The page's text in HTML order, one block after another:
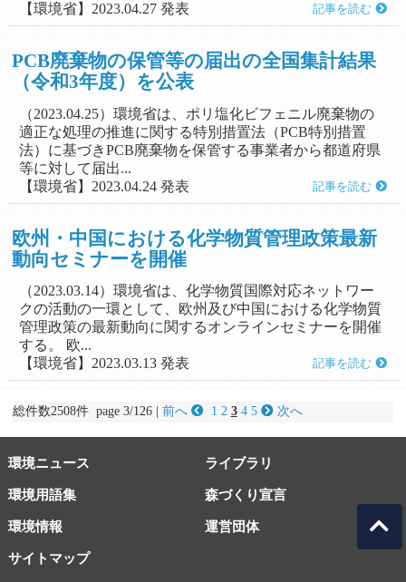
【環境省】2023.04.27 発表
記事を読む
PCB廃棄物の保管等の届出の全国集計結果
（令和3年度）を公表
（2023.04.25）環境省は、ポリ塩化ビフェニル廃棄物の
適正な処理の推進に関する特別措置法（PCB特別措置
法）に基づきPCB廃棄物を保管する事業者から都道府県
等に対して届出...
【環境省】2023.04.24 発表
記事を読む
欧州・中国における化学物質管理政策最新
動向セミナーを開催
（2023.03.14）環境省は、化学物質国際対応ネットワー
クの活動の一環として、欧州及び中国における化学物質
管理政策の最新動向に関するオンラインセミナーを開催
する。 欧...
【環境省】2023.03.13 発表
記事を読む
総件数2508件 page 3/126 | 前へ 1 2 3 4 5 次へ
環境ニュース ライブラリ
環境用語集 森づくり宣言
環境情報
サイトマップ
運営団体